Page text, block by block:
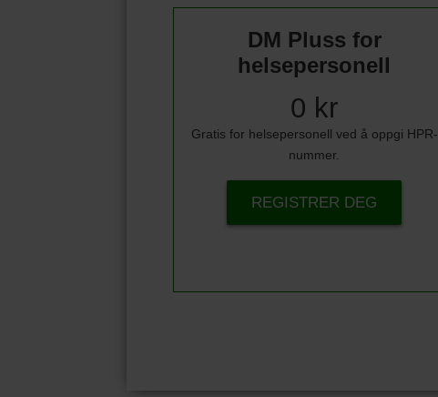
DM Pluss for
helsepersonell
0 kr
Gratis for helsepersonell ved å oppgi HPR-
nummer.
REGISTRER DEG